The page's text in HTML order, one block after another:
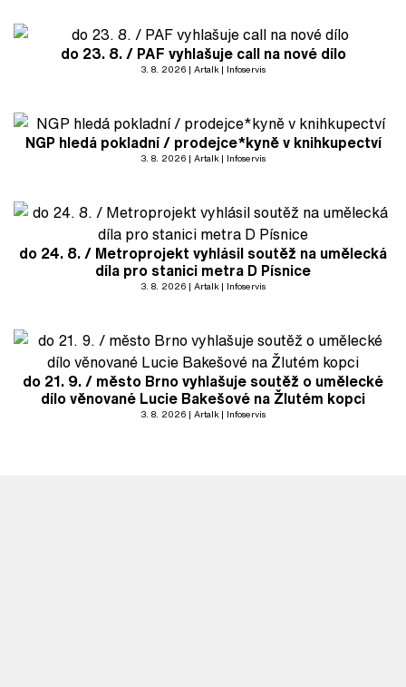
do 23. 8. / PAF vyhlašuje call na nové dílo
3. 8. 2026 Artalk Infoservis
NGP hledá pokladní / prodejce*kyně v knihkupectví
3. 8. 2026 Artalk Infoservis
do 24. 8. / Metroprojekt vyhlásil soutěž na umělecká
díla pro stanici metra D Písnice
3. 8. 2026 Artalk Infoservis
do 21. 9. / město Brno vyhlašuje soutěž o umělecké
dílo věnované Lucie Bakešové na Žlutém kopci
3. 8. 2026 Artalk Infoservis